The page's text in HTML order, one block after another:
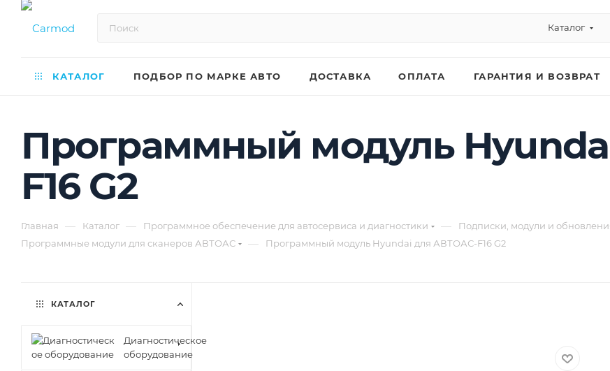
Каталог
КАТАЛОГ ПОДБОР ПО МАРКЕ АВТО ДОСТАВКА ОПЛАТА ГАРАНТИЯ И ВОЗВРАТ
Программный модуль
F16 G2
Главная — Каталог — Программное обеспечение для автосервиса и диагностики — Подписки, модули и
Программные модули для сканеров АВТОАС — Программный модуль Hyundai для АВТОАС-F16 G2
КАТАЛОГ
Диагностическое
оборудование